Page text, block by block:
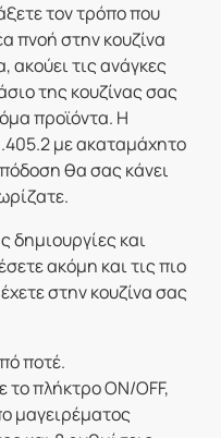
τον τρόπο που
πνοή στην κουζίνα
τις ανάγκες
της κουζίνας σας
προϊόντα. Η
μεακαταμάχητο
θα σας κάνει
δημιουργίες και
ακόμη και τις πιο
στην κουζίνα σας
ποτέ.
πλήκτρο ON/OFF,
μαγειρέματος